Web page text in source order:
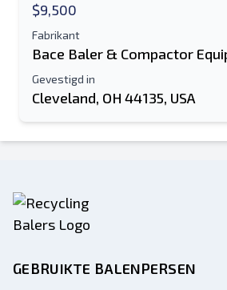
$9,500
Fabrikant
Bace Baler & Compactor
Gevestigd in
Cleveland, OH 44135, USA
GEBRUIKTE BALENPERSEN